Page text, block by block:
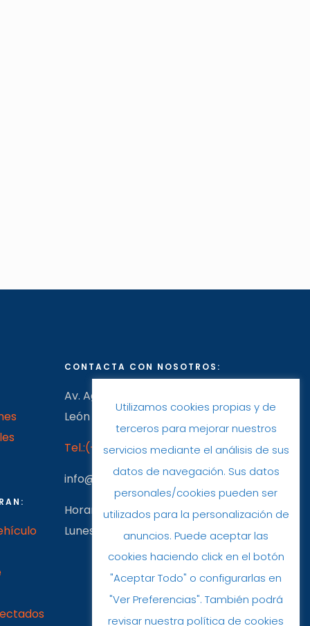
CONTACTA CON NOSOTROS:
Av. Agustinos de León, nº 37 24010
León (España)
Tel.:(+34) 620 22 71 50·987 100 107
info@trasterofacil.com
Horario:
Lunes a Viernes: 09:00h a 17:00h
Utilizamos cookies propias y de
terceros para mejorar nuestros
servicios mediante el análisis de sus
datos de navegación. Sus datos
personales/cookies pueden ser
utilizados para la personalización de
anuncios. Puede aceptar las
cookies haciendo click en el botón
"Aceptar Todo" o configurarlas en
"Ver Preferencias". También podrá
revisar nuestra política de cookies